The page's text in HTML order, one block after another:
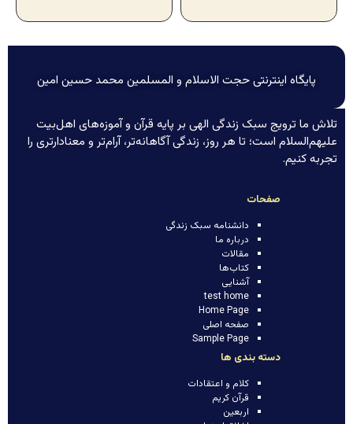
پایگاه اینترنتی حجت الاسلام و المسلمین محمد حسین امین
تلاش ما ترویج سبک زندگی الهی بر پایه قرآن و آموزه‌های اهل‌بیت
علیهم‌السلام است؛ تا هر روز، زندگی آگاهانه‌تر، آرام‌تر و معنادارتری را
تجربه کنیم.
صفحات
دانشنامه سبک زندگی
درباره ما
مقالات
کتاب‌ها
آشنایی
test home
Home Page
صفحه اصلی
Sample Page
دسته بندی ها
کلام و اعتقادات
قرآن کریم
اربعین